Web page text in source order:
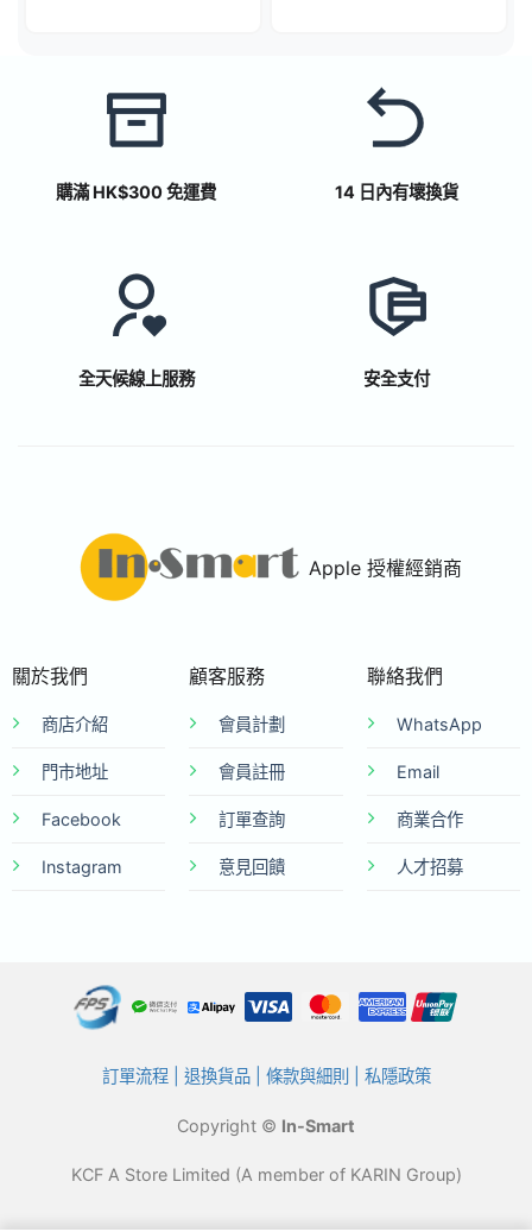
購滿 HK$300 免運費 14 日內有壞換貨
全天候線上服務 安全支付
Apple 授權經銷商
關於我們
商店介紹
門市地址
Facebook
Instagram
顧客服務
會員計劃
會員註冊
訂單查詢
意見回饋
聯絡我們
WhatsApp
Email
商業合作
人才招募
訂單流程| 退換貨品| 條款與細則 私隱政策
Copyright © In-Smart
KCF A Store Limited (A member of KARIN Group)